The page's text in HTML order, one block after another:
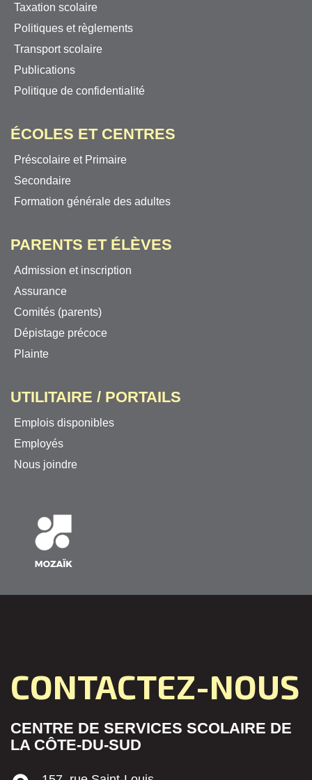
Taxation scolaire
Politiques et règlements
Transport scolaire
Publications
Politique de confidentialité
ÉCOLES ET CENTRES
Préscolaire et Primaire
Secondaire
Formation générale des adultes
PARENTS ET ÉLÈVES
Admission et inscription
Assurance
Comités (parents)
Dépistage précoce
Plainte
UTILITAIRE / PORTAILS
Emplois disponibles
Employés
Nous joindre
CONTACTEZ-NOUS
CENTRE DE SERVICES SCOLAIRE DE
LA CÔTE-DU-SUD